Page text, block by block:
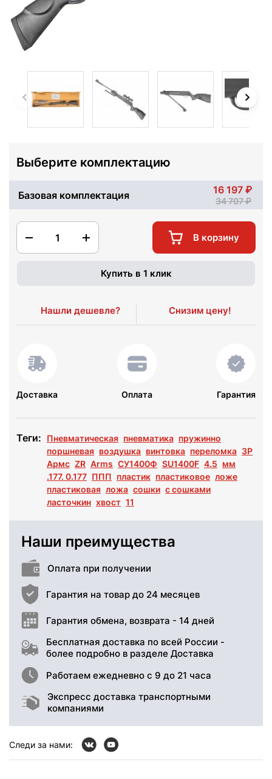
Выберите комплектацию
Базовая комплектация 16 197
34 707
1 В корзину
Купить в 1 клик
Нашли дешевле? Снизим цену!
Доставка Оплата Гарантия
Теги: Пневматическая пневматика пружинно
поршневая воздушка винтовка переломка ЗР
Армс ZR Arms СУ1400Ф SU1400F 4.5 мм
.177. 0.177 ППП пластик пластиковое ложе
пластиковая ложа сошки с сошками
ласточкин хвост 11
Наши преимущества
Оплата при получении
Гарантия на товар до 24 месяцев
Гарантия обмена, возврата - 14 дней
Бесплатная доставка по всей России -
более подробно в разделе Доставка
Работаем ежедневно с 9 до 21 часа
Экспресс доставка транспортными
компаниями
Следи за нами: